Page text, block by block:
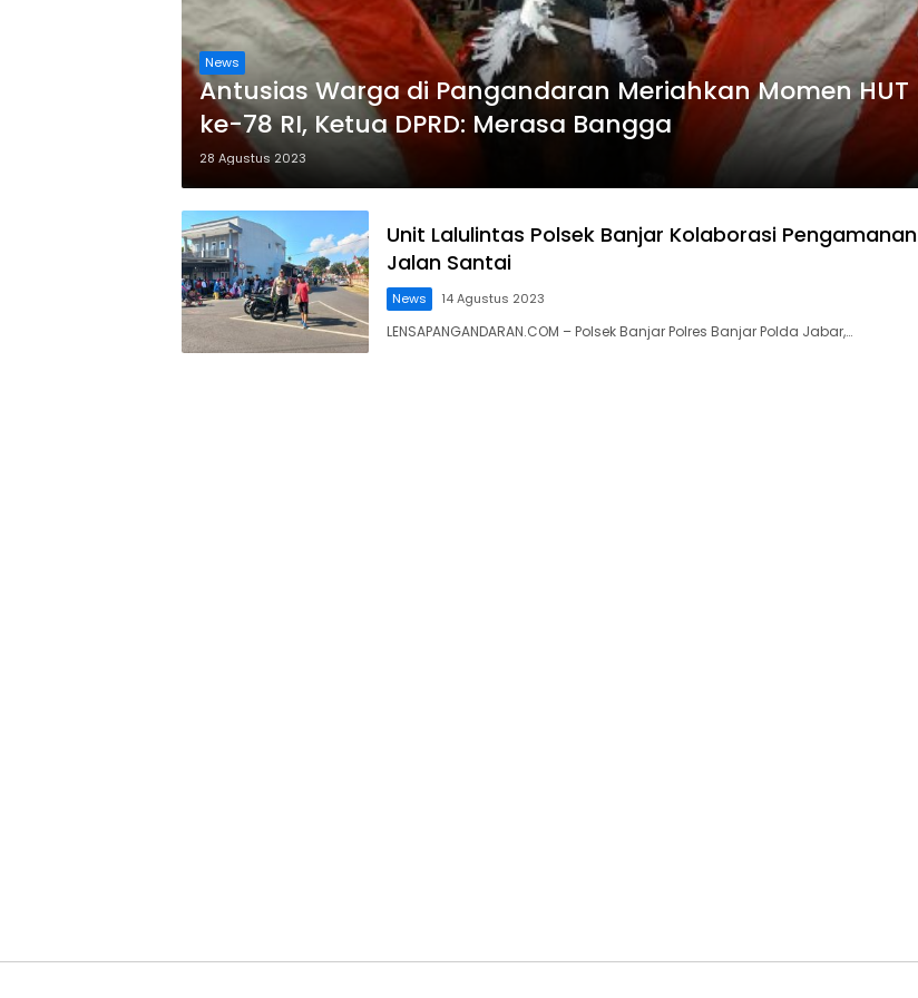
News
Antusias Warga di Pangandaran Meriahkan Momen HUT
ke-78 RI, Ketua DPRD: Merasa Bangga
28 Agustus 2023
Unit Lalulintas Polsek Banjar Kolaborasi Pengamanan
Jalan Santai
News 14 Agustus 2023
LENSAPANGANDARAN.COM – Polsek Banjar Polres Banjar Polda Jabar,…